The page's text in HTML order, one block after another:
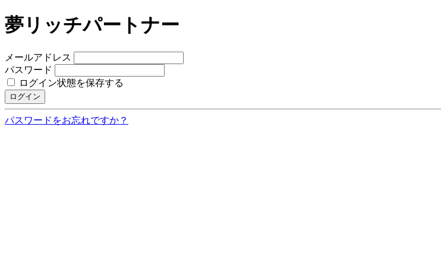
夢リッチパートナー
メールアドレス
パスワード
ログイン状態を保存する
ログイン
パスワードをお忘れですか？